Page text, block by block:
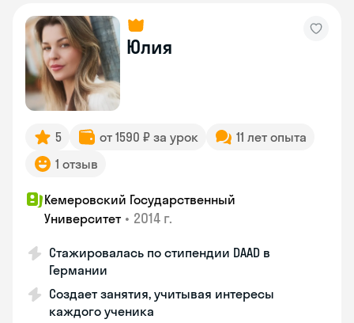
Юлия
5 от 1590 ₽ за урок
11 лет опыта
1 отзыв
Кемеровский Государственный
Университет • 2014 г.
Стажировалась по стипендии DAAD в
Германии
Создает занятия, учитывая интересы
каждого ученика